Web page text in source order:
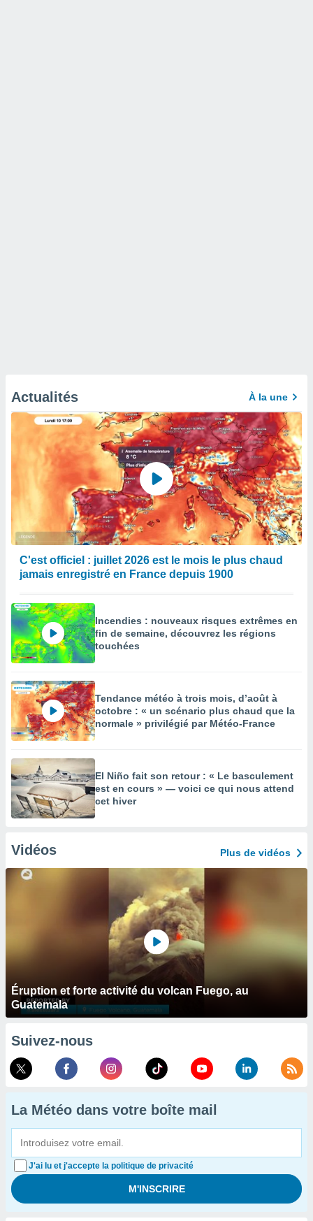
Actualités À la une
C'est officiel : juillet 2026 est le mois le plus chaud
jamais enregistré en France depuis 1900
Incendies : nouveaux risques extrêmes en
fin de semaine, découvrez les régions
touchées
Tendance météo à trois mois, d’août à
octobre : « un scénario plus chaud que la
normale » privilégié par Météo-France
El Niño fait son retour : « Le basculement
est en cours » — voici ce qui nous attend
cet hiver
Vidéos Plus de vidéos
Éruption et forte activité du volcan Fuego, au
Guatemala
Suivez-nous
La Météo dans votre boîte mail
J'ai lu et j'accepte la politique de privacité